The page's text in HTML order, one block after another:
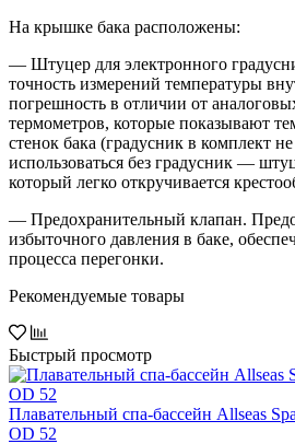
На крышке бака расположены:
— Штуцер для электронного
точность измерений температуры
погрешность в отличии от
термометров, которые показывают
стенок бака (градусник в комплект
использоваться без градусник —
который легко откручивается
— Предохранительный клапан.
избыточного давления в баке,
процесса перегонки.
Рекомендуемые товары
Быстрый просмотр
Плавательный спа-бассейн Allseas Spa
OD 52